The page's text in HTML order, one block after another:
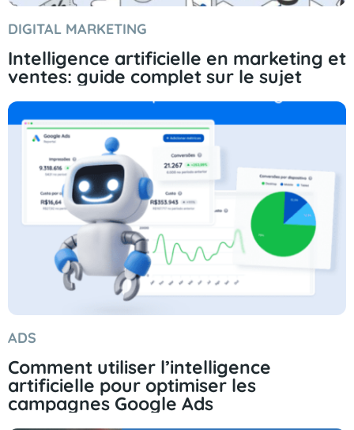
DIGITAL MARKETING
Intelligence artificielle en marketing et
ventes: guide complet sur le sujet
ADS
Comment utiliser l’intelligence
artificielle pour optimiser les
campagnes Google Ads